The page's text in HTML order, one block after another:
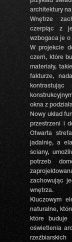
architektury
Wnętrze
czerpiąc z
wzbogaca je o
W projekcie
czerń, które
materiały,
fakturze,
okna z
Nowy układ
przestrzeni i
Otwarta
jadalnię, a
ściany,
potrzeb
zachowując
wnętrza.
Kluczowym
naturalne,
które buduje
oświetlenia